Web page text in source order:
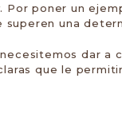
poner un
una
dar a
que le